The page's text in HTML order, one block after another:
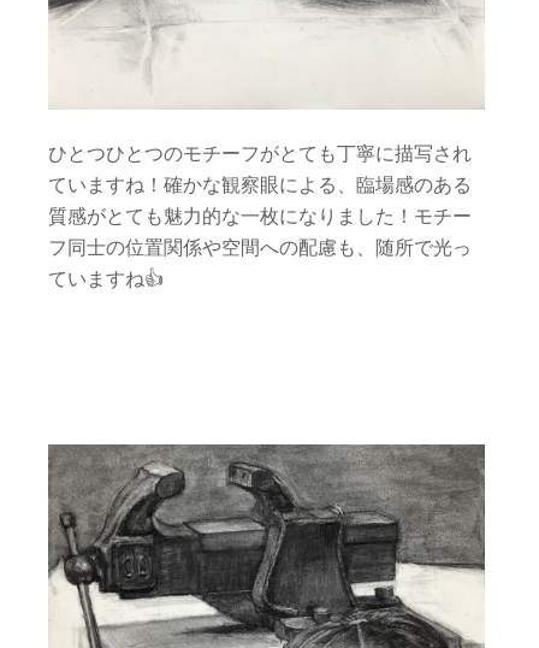
ひとつひとつのモチーフがとても丁寧に描写され
ていますね！確かな観察眼による、臨場感のある
質感がとても魅力的な一枚になりました！モチー
フ同士の位置関係や空間への配慮も、随所で光っ
ていますね👍